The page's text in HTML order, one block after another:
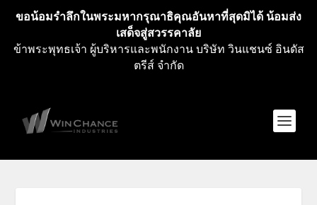
ขอน้อมรำลึกในพระมหากรุณาธิคุณอันหาที่สุดมิได้ น้อมส่ง
เสด็จสู่สวรรคาลัย
ข้าพระพุทธเจ้า ผู้บริหารและพนักงาน บริษัท วินแชนซ์ อินดัส
ตรีส์ จำกัด